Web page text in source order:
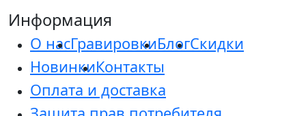
Информация
О насГравировкиБлогСкидки
НовинкиКонтакты
Оплата и доставка